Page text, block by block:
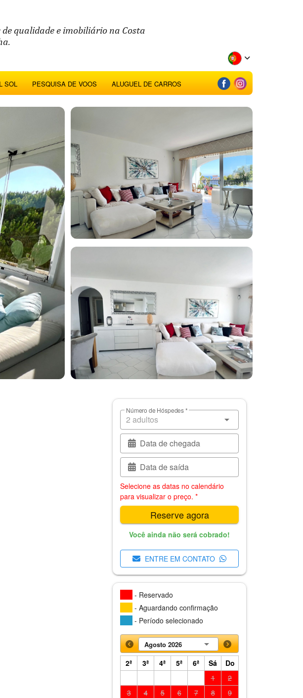
qualidade e imobiliário na Costa
SOL PESQUISA DE VOOS ALUGUEL DE CARROS
Número de Hóspedes *
Data de chegada
Data de saída
Selecione as datas no calendário
para visualizar o preço. *
Reserve agora
Você ainda não será cobrado!
ENTRE EM CONTATO
- Reservado
- Aguardando confirmação
- Período selecionado
Agosto 2026
2ª 3ª 4ª 5ª 6ª Sá
Do
1
2
3
4 5 6 7 8
9